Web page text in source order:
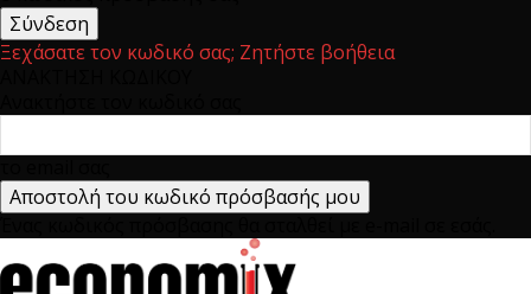
Ξεχάσατε τον κωδικό σας; Ζητήστε βοήθεια